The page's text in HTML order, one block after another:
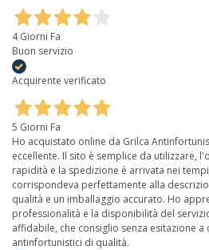
4 Giorni Fa
Buon servizio
Acquirente verificato
5 Giorni Fa
Ho acquistato online da Grilca
eccellente. Il sito è semplice da utilizzare,
rapidità e la spedizione è arrivata nei
corrispondeva perfettamente alla
qualità e un imballaggio accurato. Ho
professionalità e la disponibilità del
affidabile, che consiglio senza esitazione
antinfortunistici di qualità.